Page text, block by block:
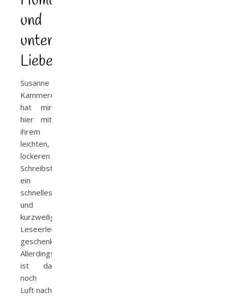
und
unterhaltsamer
Liebesroman
Susanne
Kammerer
hat mir
hier mit
ihrem
leichten,
lockeren
Schreibstil
ein
schnelles
und
kurzweiliges
Leseerlebnis
geschenkt.
Allerdings
ist da
noch
Luft nach